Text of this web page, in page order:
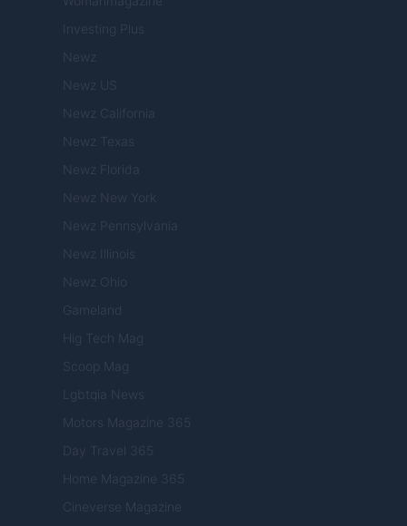
Investing Plus
Newz
Newz US
Newz California
Newz Texas
Newz Florida
Newz New York
Newz Pennsylvania
Newz Illinois
Newz Ohio
Gameland
Hig Tech Mag
Scoop Mag
Lgbtqia News
Motors Magazine 365
Day Travel 365
Home Magazine 365
Cineverse Magazine